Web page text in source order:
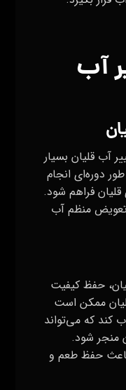
آب
آب قلیان بسیار
دوره‌ای انجام
فراهم شود.
تعویض منظم آب
حفظ کیفیت
ممکن است
کند که می‌تواند
منجر شود.
باعث حفظ طعم و